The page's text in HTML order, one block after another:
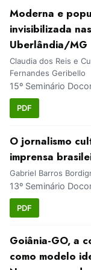
Moderna e
invisibilizada
Uberlândia/MG
Claudia dos Reis e
Fernandes Geribello
15º Seminário
PDF
O jornalismo
imprensa
Gabriel Barros
13º Seminário
PDF
Goiânia-GO, a
como modelo